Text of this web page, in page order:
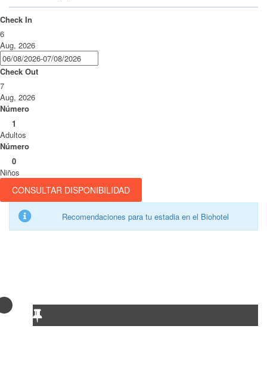
Check In
6
Aug, 2026
Check Out
7
Aug, 2026
Número
1
Adultos
Número
0
Niños
CONSULTAR DISPONIBILIDAD
Recomendaciones para tu estadia en el Biohotel